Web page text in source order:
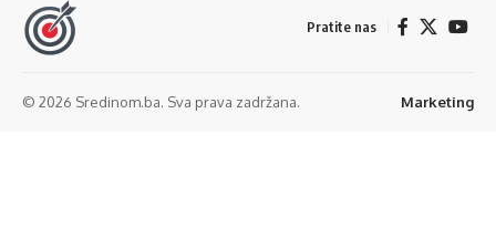
Pratite nas
© 2026 Sredinom.ba. Sva prava zadržana. Marketing